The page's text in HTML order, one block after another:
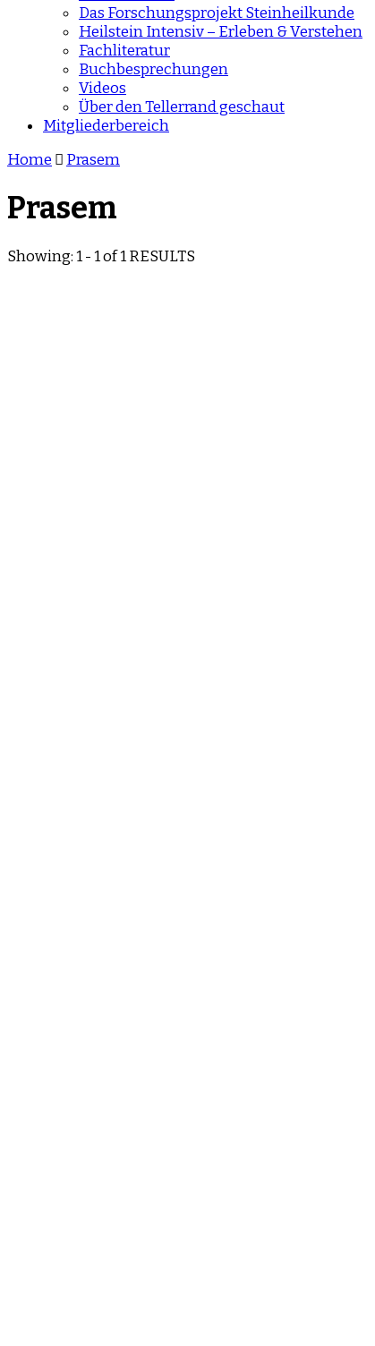
Das Forschungsprojekt Steinheilkunde
Heilstein Intensiv – Erleben & Verstehen
Fachliteratur
Buchbesprechungen
Videos
Über den Tellerrand geschaut
Mitgliederbereich
Home
Prasem
Prasem
Showing: 1 - 1 of 1 RESULTS